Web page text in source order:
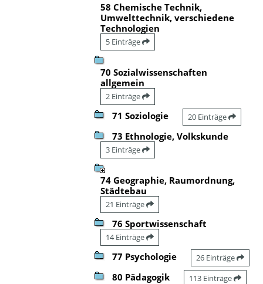
58 Chemische Technik,
Umwelttechnik, verschiedene
Technologien
5 Einträge
70 Sozialwissenschaften
allgemein
2 Einträge
71 Soziologie 20 Einträge
73 Ethnologie, Volkskunde
3 Einträge
74 Geographie, Raumordnung,
Städtebau
21 Einträge
76 Sportwissenschaft
14 Einträge
77 Psychologie 26 Einträge
80 Pädagogik 113 Einträge